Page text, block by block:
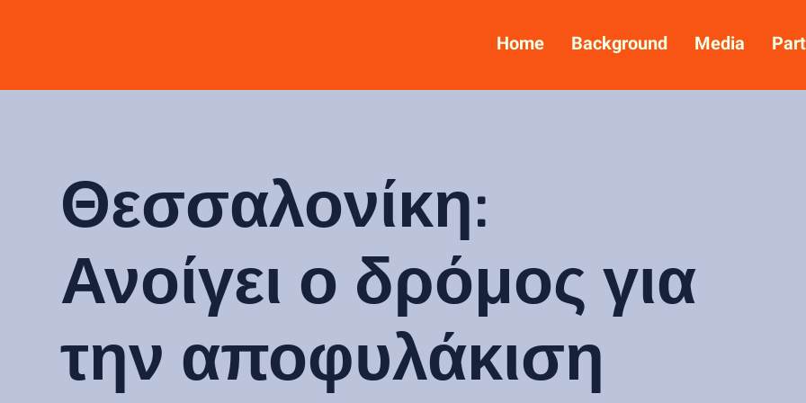
Home Background Media
Θεσσαλονίκη:
Ανοίγει ο δρόμος για
την αποφυλάκιση